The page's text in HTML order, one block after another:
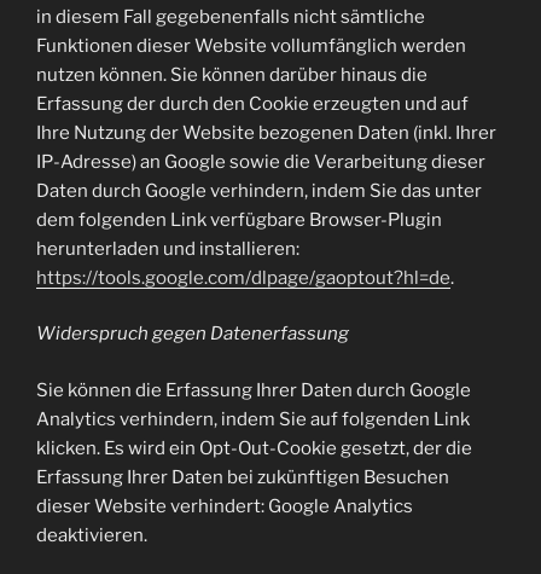
in diesem Fall gegebenenfalls nicht sämtliche
Funktionen dieser Website vollumfänglich werden
nutzen können. Sie können darüber hinaus die
Erfassung der durch den Cookie erzeugten und auf
Ihre Nutzung der Website bezogenen Daten (inkl. Ihrer
IP-Adresse) an Google sowie die Verarbeitung dieser
Daten durch Google verhindern, indem Sie das unter
dem folgenden Link verfügbare Browser-Plugin
herunterladen und installieren:
https://tools.google.com/dlpage/gaoptout?hl=de.
Widerspruch gegen Datenerfassung
Sie können die Erfassung Ihrer Daten durch Google
Analytics verhindern, indem Sie auf folgenden Link
klicken. Es wird ein Opt-Out-Cookie gesetzt, der die
Erfassung Ihrer Daten bei zukünftigen Besuchen
dieser Website verhindert: Google Analytics
deaktivieren.